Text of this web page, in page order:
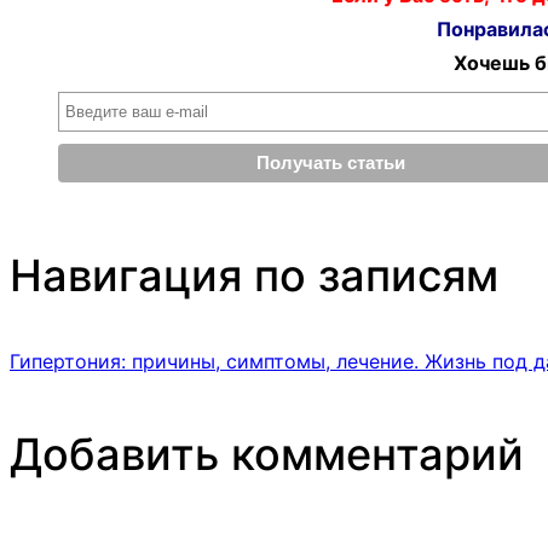
Хочешь
Навигация по записям
Гипертония: причины, симптомы, лечение. Жизнь под
Добавить комментарий